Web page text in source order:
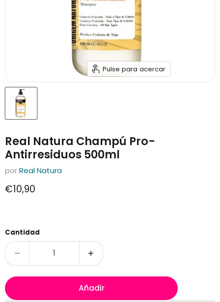
Pulse para acercar
Real Natura Champú Pro-
Antirresiduos 500ml
porReal Natura
Precio actual
€10,90
Cantidad
Añadir